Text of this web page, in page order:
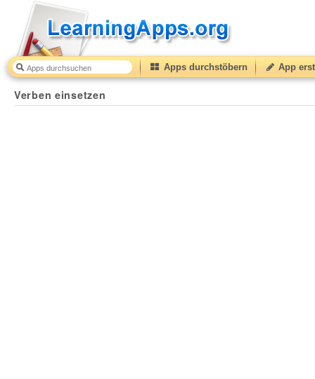
Apps durchstöbern App
Verben einsetzen